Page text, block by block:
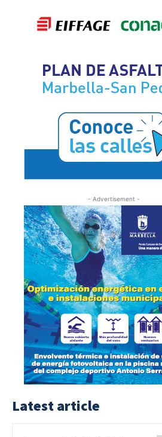
- Advertisement -
Latest article